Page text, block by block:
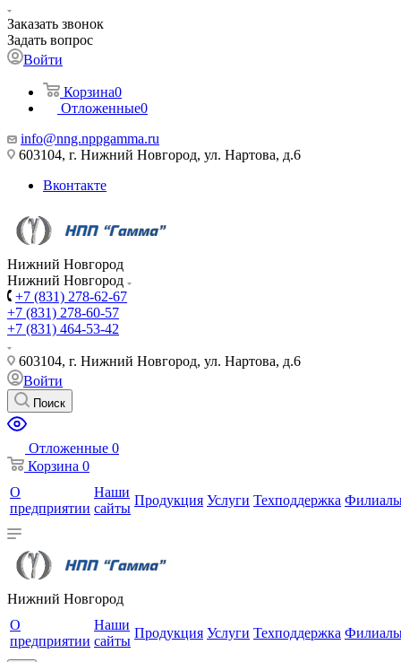
Заказать звонок
Задать вопрос
Войти
Корзина0
Отложенные0
info@nng.nppgamma.ru
603104, г. Нижний Новгород, ул. Нартова, д.6
Вконтакте
Нижний Новгород
Нижний Новгород
+7 (831) 278-62-67
+7 (831) 278-60-57
+7 (831) 464-53-42
603104, г. Нижний Новгород, ул. Нартова, д.6
Войти
Поиск
Отложенные 0
Корзина 0
О
предприятии
Наши
сайты
Продукция Услуги Техподдержка
Нижний Новгород
О
предприятии
Наши
сайты
Продукция Услуги Техподдержка